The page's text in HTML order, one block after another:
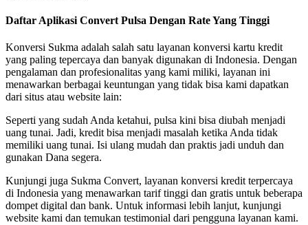
Daftar Aplikasi Convert Pulsa Dengan Rate Yang Tinggi
Konversi Sukma adalah salah satu layanan konversi kartu kredit
yang paling tepercaya dan banyak digunakan di Indonesia. Dengan
pengalaman dan profesionalitas yang kami miliki, layanan ini
menawarkan berbagai keuntungan yang tidak bisa kami dapatkan
dari situs atau website lain:
Seperti yang sudah Anda ketahui, pulsa kini bisa diubah menjadi
uang tunai. Jadi, kredit bisa menjadi masalah ketika Anda tidak
memiliki uang tunai. Isi ulang mudah dan praktis jadi unduh dan
gunakan Dana segera.
Kunjungi juga Sukma Convert, layanan konversi kredit terpercaya
di Indonesia yang menawarkan tarif tinggi dan gratis untuk beberapa
dompet digital dan bank. Untuk informasi lebih lanjut, kunjungi
website kami dan temukan testimonial dari pengguna layanan kami.